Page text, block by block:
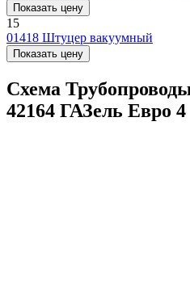
Показать цену
15
01418 Штуцер вакуумный
Показать цену
Схема
42164 ГАЗель Евро 4